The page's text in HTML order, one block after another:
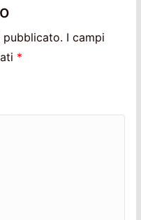
pubblicato. I campi
*